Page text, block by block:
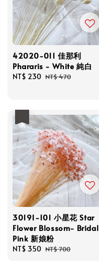
42020-011 佳那利
Phararis - White 純白
Sale
NT$ 230 Regular
NT$ 470
30191-101 小星花 Star
Flower Blossom- Bridal
Pink 新娘粉
Sale
NT$ 350 Regular
NT$ 700